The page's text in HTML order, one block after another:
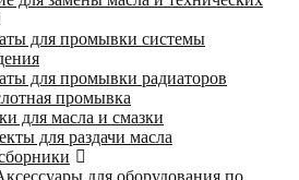
для промывки системы
для промывки радиаторов
промывка
для масла и смазки
для раздачи масла
для оборудования по